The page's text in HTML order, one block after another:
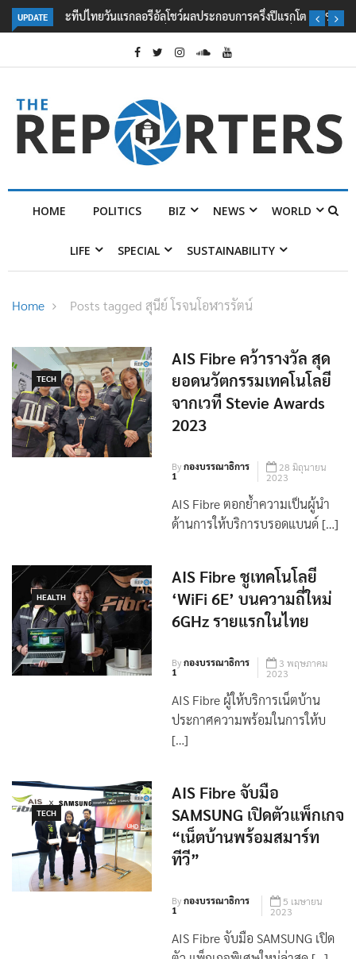
UPDATE
ลอรีอัลโชว์ผลประกอบการครึ่งปีแรกโต 6.5% กวาดรายได้ 2.3 หมื่นล้านยูโร
คว้าไลเซนส์ ‘กุชชี่’ 50 ปี พร้อมส่ง 4 แบรนด์ใหม่บุกตลาดไทย
POLITICS BIZ NEWS WORLD
TECH
AIS Fibre คว้ารางวัล สุด
ยอดนวัตกรรมเทคโนโลยี
จากเวที Stevie Awards
2023
Byกองบรรณาธิการ
1
28 มิถุนายน
2023
HEALTH
AIS Fibre ชูเทคโนโลยี
‘WiFi 6E’ บนความถี่ใหม่
6GHz รายแรกในไทย
Byกองบรรณาธิการ
1
3 พฤษภาคม
2023
AIS Fibre ผู้ให้บริการเน็ตบ้าน
TECH
AIS Fibre จับมือ
SAMSUNG เปิดตัวแพ็กเกจ
“เน็ตบ้านพร้อมสมาร์ท
ทีวี”
Byกองบรรณาธิการ
1
5 เมษายน
2023